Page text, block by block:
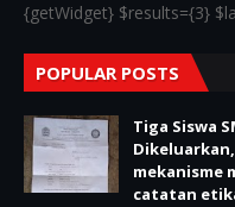
{getWidget} $results={3}
POPULAR POSTS
Tiga Siswa
mekanisme
catatan